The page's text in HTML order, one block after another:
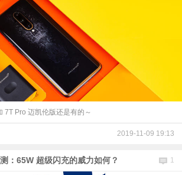
7T Pro 迈凯伦版还是有的～
2019-11-09 19:13
：65W 超级闪充的威力如何？ 1